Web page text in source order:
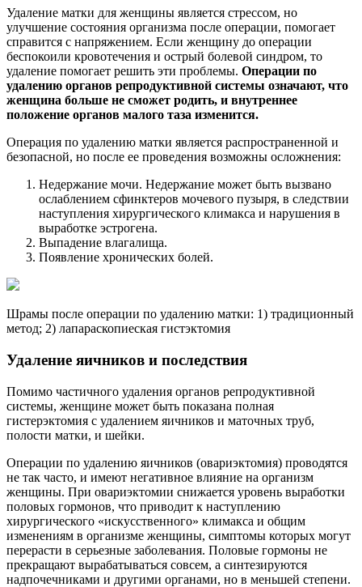
Удаление матки для женщины является стрессом, но
улучшение состояния организма после операции, помогает
справится с напряжением. Если женщину до операции
беспокоили кровотечения и острый болевой синдром, то
удаление помогает решить эти проблемы. Операции по
удалению органов репродуктивной системы означают, что
женщина больше не сможет родить, и внутреннее
положение органов малого таза изменится.
Операция по удалению матки является распространенной и
безопасной, но после ее проведения возможны осложнения:
Недержание мочи. Недержание может быть вызвано
ослаблением сфинктеров мочевого пузыря, в следствии
наступления хирургического климакса и нарушения в
выработке эстрогена.
Выпадение влагалища.
Появление хронических болей.
Шрамы после операции по удалению матки: 1) традиционный
метод; 2) лапараскопиеская гистэктомия
Удаление яичников и последствия
Помимо частичного удаления органов репродуктивной
системы, женщине может быть показана полная
гистерэктомия с удалением яичников и маточных труб,
полости матки, и шейки.
Операции по удалению яичников (овариэктомия) проводятся
не так часто, и имеют негативное влияние на организм
женщины. При овариэктомии снижается уровень выработки
половых гормонов, что приводит к наступлению
хирургического «искусственного» климакса и общим
изменениям в организме женщины, симптомы которых могут
перерасти в серьезные заболевания. Половые гормоны не
прекращают вырабатываться совсем, а синтезируются
надпочечниками и другими органами, но в меньшей степени.